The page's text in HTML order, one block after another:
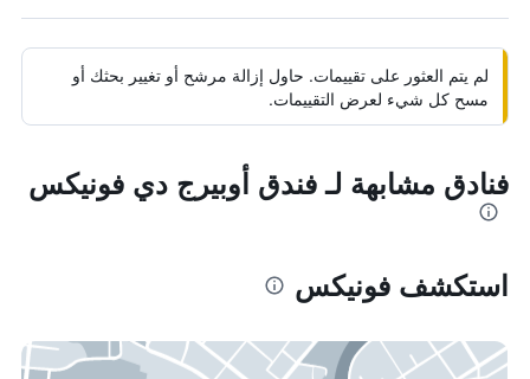
لم يتم العثور على تقييمات. حاول إزالة مرشح أو تغيير بحثك أو
مسح كل شيء لعرض التقييمات.
فنادق مشابهة لـ فندق أوبيرج دي فونيكس
استكشف فونيكس